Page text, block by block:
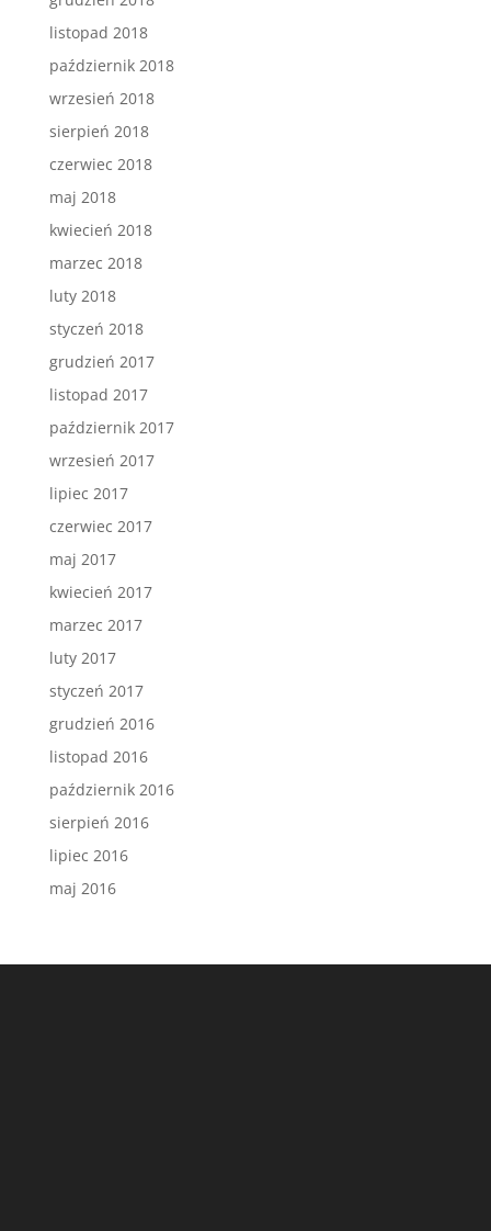
listopad 2018
październik 2018
wrzesień 2018
sierpień 2018
czerwiec 2018
maj 2018
kwiecień 2018
marzec 2018
luty 2018
styczeń 2018
grudzień 2017
listopad 2017
październik 2017
wrzesień 2017
lipiec 2017
czerwiec 2017
maj 2017
kwiecień 2017
marzec 2017
luty 2017
styczeń 2017
grudzień 2016
listopad 2016
październik 2016
sierpień 2016
lipiec 2016
maj 2016